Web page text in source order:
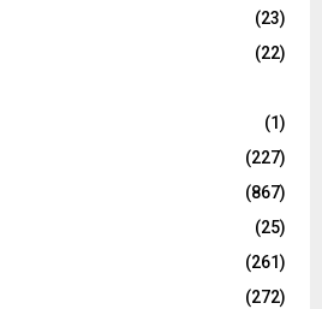
(23)
(22)
(1)
(227)
(867)
(25)
(261)
(272)